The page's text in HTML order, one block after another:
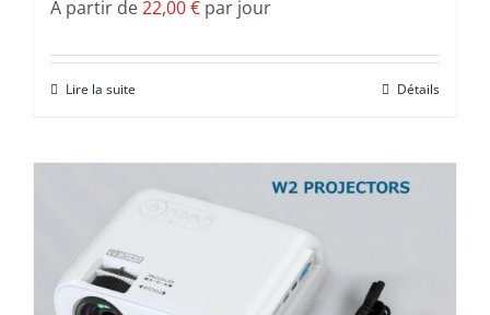
A partir de22,00€ par jour
Lire la suite Détails